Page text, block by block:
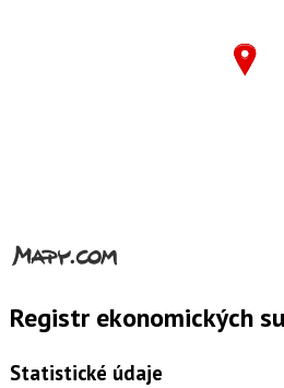
Registr ekonomických
Statistické údaje